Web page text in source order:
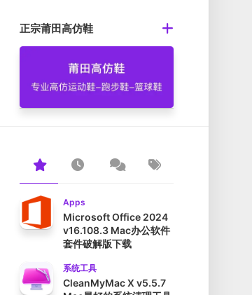
正宗莆田高仿鞋
Apps
Microsoft Office 2024
v16.108.3 Mac办公软件
套件破解版下载
系统工具
CleanMyMac X v5.5.7